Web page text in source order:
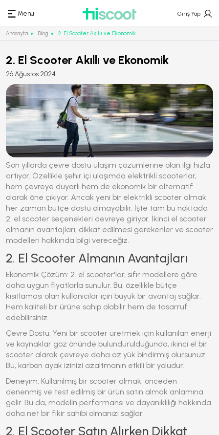
Menü Giriş Yap
Anasayfa Blog 2. El Scooter Akıllı ve Ekonomik
2. El Scooter Akıllı ve Ekonomik
26 Ağustos 2024
Son yıllarda çevre dostu ulaşım çözümlerine olan ilgi hızla
artıyor. Özellikle şehir içi ulaşımda elektrikli scooterlar,
hem çevreye duyarlı hem de ekonomik bir alternatif
olarak öne çıkıyor. Ancak yeni bir elektrikli scooter almak
her zaman bütçe dostu olmayabilir. İşte tam bu noktada
2. el scooter seçenekleri devreye giriyor. İkinci el scooter
almanın avantajları, dikkat edilmesi gerekenler ve scooter
modelleri hakkında bilgi vereceğiz.
2. El Scooter Almanın Avantajları
Ekonomik Çözüm: 2. el scooter'lar, sıfır modellere göre
daha uygun fiyatlarla sunulur. Bu, özellikle bütçe
kısıtlaması olan kullanıcılar için büyük bir avantaj sağlar.
Hem kaliteli bir ürüne sahip olabilir hem de tasarruf
edebilirsiniz.
Çevre Dostu: Yeni bir scooter üretmek için kullanılan enerji
ve kaynaklar göz önünde bulundurulduğunda, ikinci el bir
scooter alarak çevreye daha az yük bindirmiş olursunuz.
Bu, karbon ayak izinizi azaltmanın etkili bir yoludur.
Deneyim: Kullanılmış bir scooter almak, önceden
denenmiş ve test edilmiş bir ürün satın almak anlamına
gelir. Bu da, modelin performansı ve dayanıklılığı hakkında
daha net bir fikir sahibi olmanızı sağlar.
2. El Scooter Satın Alırken Dikkat